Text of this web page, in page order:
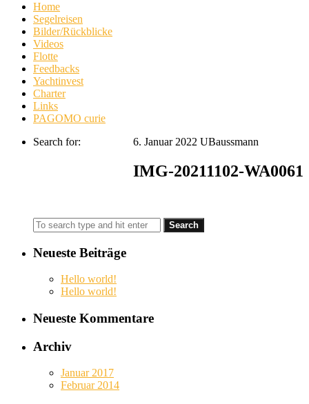
Home
Segelreisen
Bilder/Rückblicke
Videos
Flotte
Feedbacks
Yachtinvest
Charter
Links
PAGOMO curie
6. Januar 2022 UBaussmann
IMG-20211102-WA0061
Search for:
Neueste Beiträge
Hello world!
Hello world!
Neueste Kommentare
Archiv
Januar 2017
Februar 2014